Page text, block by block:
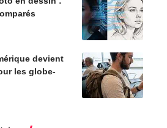
devient
les globe-